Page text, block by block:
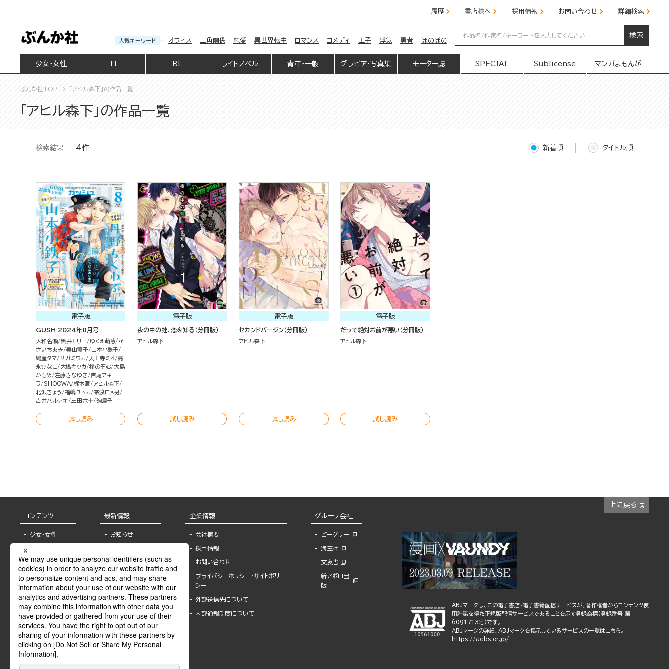
履歴 書店様へ 採用情報 お問い合わせ 詳細検索
人気キーワード オフィス 三角関係 純愛 異世界転生 ロマンス コメディ 王子 浮気 勇者 ほのぼの
検索
少女・女性 BL ライトノベル 青年・一般 グラビア・写真集 モーター誌 SPECIAL Sublicense マンガよもんが
ぶんか社TOP 「アヒル森下」の作品一覧
「アヒル森下」の作品一覧
検索結果 4件 新着順 タイトル順
電子版
GUSH 2024年8月号
大和名瀬 黒井モリー ゆくえ萌葱 か
さいちあき
美山薫子
山本小鉄子
鳩屋タマ サガミワカ 天王寺ミオ 高
永ひなこ
大橋キッカ 柊のぞむ
大島
かもめ
左藤さなゆき
吉尾アキ
ラ
SHOOWA 梶本潤
アヒル森下
北沢きょう
福嶋ユッカ
茶渡ロメ男
吉井ハルアキ
三田六十 碗島子
試し読み
電子版
夜の中の蛙、恋を知る（分冊版）
アヒル森下
試し読み
電子版
セカンドバージン（分冊版）
アヒル森下
試し読み
電子版
だって絶対お前が悪い（分冊版）
アヒル森下
試し読み
上に戻る
コンテンツ
少女・女性
BL
ライトノベル
青年・一般
グラビア・写真
モーター誌
SPECIAL
Sublicense
最新情報
お知らせ
報
書店様へ
海外ライセンシー
公式SNSアカウ
ント
作家一覧
Keyword list
Author list
企業情報
会社概要
採用情報
お問い合わせ
プライバシーポリシー・サイトポリ
シー
外部送信先について
内部通報制度について
グループ会社
ビーグリー
海王社
文友舎
新アポロ出
版
ABJマークは、この電子書店・電子書籍配信サービスが、著作権者からコンテンツ使
用許諾を得た正規版配信サービスであることを示す登録商標(登録番号 第
6091713号)です。
ABJマークの詳細、ABJマークを掲示しているサービスの一覧はこちら。
https://aebs.or.jp/